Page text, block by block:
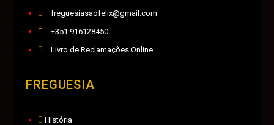
freguesiasaofelix@gmail.com
+351 916128450
Livro de Reclamações Online
FREGUESIA
História